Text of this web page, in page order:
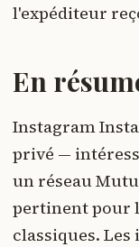
l'expéditeur
En
Instagram
privé —
un réseau
pertinent pour
classiques.